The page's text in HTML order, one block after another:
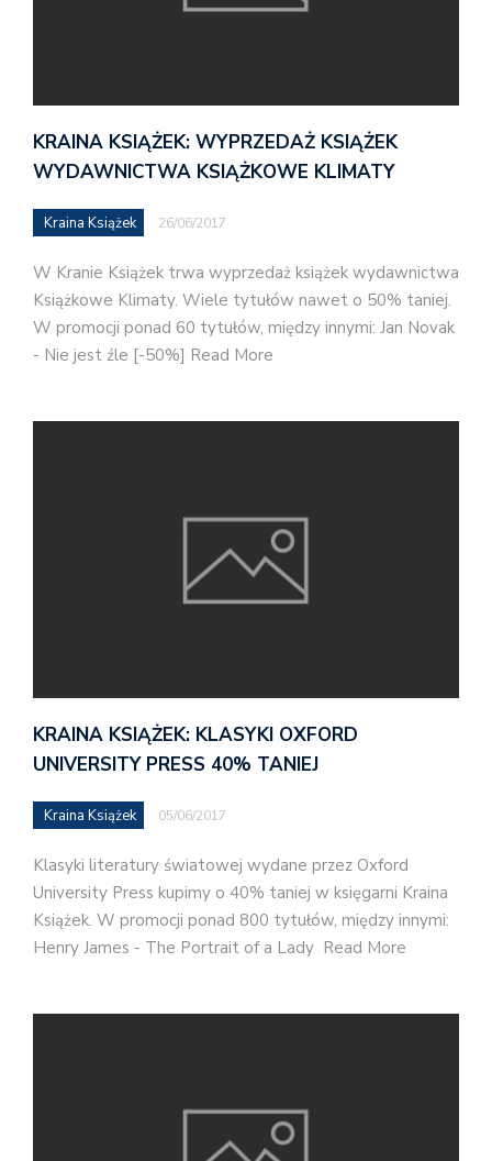
KRAINA KSIĄŻEK: WYPRZEDAŻ KSIĄŻEK
WYDAWNICTWA KSIĄŻKOWE KLIMATY
Kraina Książek 26/06/2017
W Kranie Książek trwa wyprzedaż książek wydawnictwa
Książkowe Klimaty. Wiele tytułów nawet o 50% taniej.
W promocji ponad 60 tytułów, między innymi: Jan Novak
- Nie jest źle [-50%] Read More
KRAINA KSIĄŻEK: KLASYKI OXFORD
UNIVERSITY PRESS 40% TANIEJ
Kraina Książek 05/06/2017
Klasyki literatury światowej wydane przez Oxford
University Press kupimy o 40% taniej w księgarni Kraina
Książek. W promocji ponad 800 tytułów, między innymi:
Henry James - The Portrait of a Lady Read More